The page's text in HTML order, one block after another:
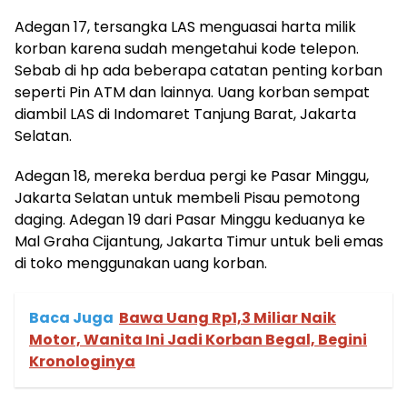
Adegan 17, tersangka LAS menguasai harta milik
korban karena sudah mengetahui kode telepon.
Sebab di hp ada beberapa catatan penting korban
seperti Pin ATM dan lainnya. Uang korban sempat
diambil LAS di Indomaret Tanjung Barat, Jakarta
Selatan.
Adegan 18, mereka berdua pergi ke Pasar Minggu,
Jakarta Selatan untuk membeli Pisau pemotong
daging. Adegan 19 dari Pasar Minggu keduanya ke
Mal Graha Cijantung, Jakarta Timur untuk beli emas
di toko menggunakan uang korban.
Baca Juga Bawa Uang Rp1,3 Miliar Naik
Motor, Wanita Ini Jadi Korban Begal, Begini
Kronologinya